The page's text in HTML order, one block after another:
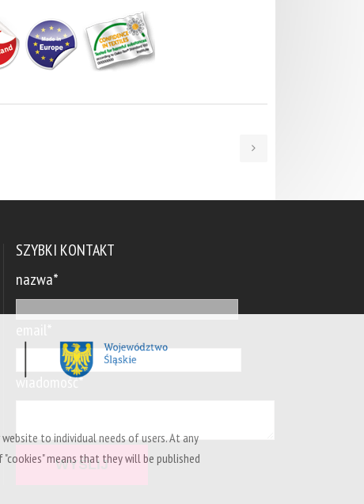
SZYBKI KONTAKT
nazwa*
wiadomość*
to individual needs of users. At any
means that they will be published